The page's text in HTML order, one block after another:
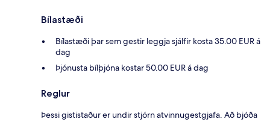
Bílastæði
Bílastæði þar sem gestir leggja sjálfir kosta 35.00 EUR á
dag
Þjónusta bílþjóna kostar 50.00 EUR á dag
Reglur
Þessi gististaður er undir stjórn atvinnugestgjafa. Að bjóða